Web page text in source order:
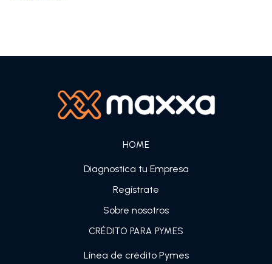
HOME
Diagnostica tu Empresa
Regístrate
Sobre nosotros
CRÉDITO PARA PYMES
Línea de crédito Pymes